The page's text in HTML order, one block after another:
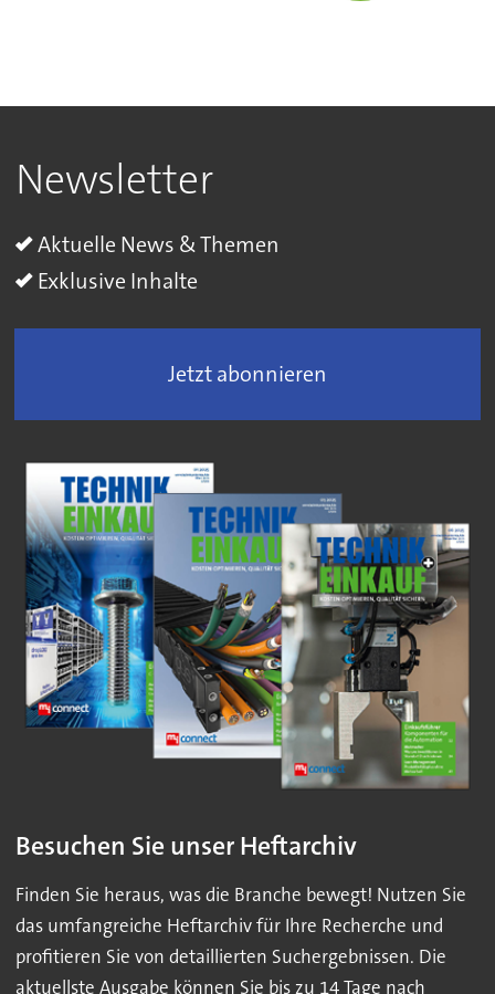
Newsletter
Aktuelle News & Themen
Exklusive Inhalte
Jetzt abonnieren
Besuchen Sie unser Heftarchiv
Finden Sie heraus, was die Branche bewegt! Nutzen Sie
das umfangreiche Heftarchiv für Ihre Recherche und
profitieren Sie von detaillierten Suchergebnissen. Die
aktuellste Ausgabe können Sie bis zu 14 Tage nach